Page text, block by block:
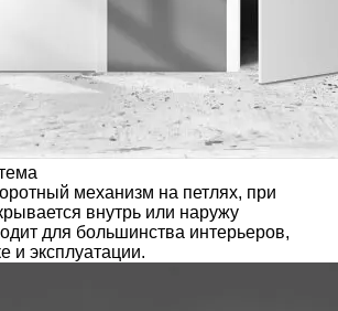
механизм на петлях, при
внутрь или наружу
для большинства интерьеров,
и эксплуатации.